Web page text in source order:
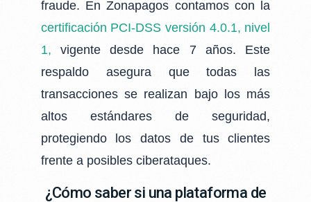
fraude. En Zonapagos contamos con la
certificación PCI-DSS versión 4.0.1, nivel
1, vigente desde hace 7 años. Este
respaldo asegura que todas las
transacciones se realizan bajo los más
altos estándares de seguridad,
protegiendo los datos de tus clientes
frente a posibles ciberataques.
¿Cómo saber si una plataforma de